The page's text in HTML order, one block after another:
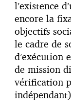
l’existence
encore la
objectifs
le cadre de
d’exécution
de mission
vérification